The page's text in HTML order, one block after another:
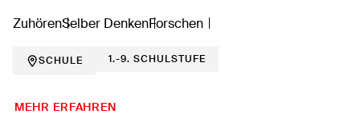
ZuhörenSelber DenkenForschen
SCHULE 1.-9. SCHULSTUFE
MEHR ERFAHREN